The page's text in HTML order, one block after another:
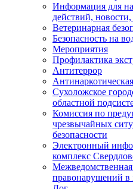
Информация для
действий,
Ветеринарная
Безопасность на
Мероприятия
Профилактика
Антитеррор
Сухоложское
областной
Комиссия по
чрезвычайных
безопасности
Электронный
комплекс
правонарушений в